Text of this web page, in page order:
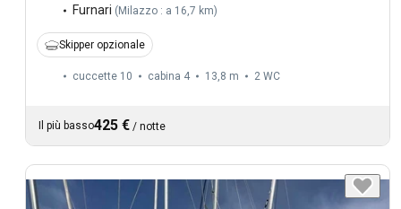
Furnari ( Milazzo : a 16,7 km)
Skipper opzionale
cuccette 10 cabina 4 13,8 m 2 WC
Il più basso425 € / notte